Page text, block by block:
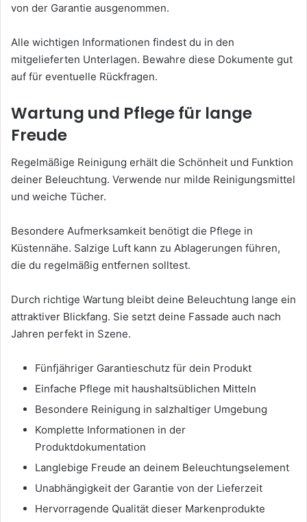
von der Garantie ausgenommen.
Alle wichtigen Informationen findest du in den
mitgelieferten Unterlagen. Bewahre diese Dokumente gut
auf für eventuelle Rückfragen.
Wartung und Pflege für lange
Freude
Regelmäßige Reinigung erhält die Schönheit und Funktion
deiner Beleuchtung. Verwende nur milde Reinigungsmittel
und weiche Tücher.
Besondere Aufmerksamkeit benötigt die Pflege in
Küstennähe. Salzige Luft kann zu Ablagerungen führen,
die du regelmäßig entfernen solltest.
Durch richtige Wartung bleibt deine Beleuchtung lange ein
attraktiver Blickfang. Sie setzt deine Fassade auch nach
Jahren perfekt in Szene.
Fünfjähriger Garantieschutz für dein Produkt
Einfache Pflege mit haushaltsüblichen Mitteln
Besondere Reinigung in salzhaltiger Umgebung
Komplette Informationen in der
Produktdokumentation
Langlebige Freude an deinem Beleuchtungselement
Unabhängigkeit der Garantie von der Lieferzeit
Hervorragende Qualität dieser Markenprodukte